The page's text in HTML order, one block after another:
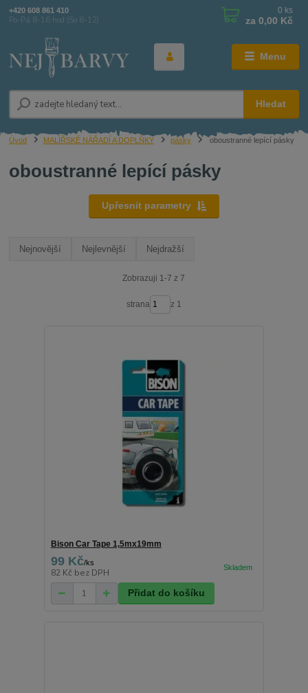
Menu
Hledat
+420 608 861 410
Po-Pá 8-16 hod (So 8-12)
0 ks
za 0,00 Kč
Úvod MALÍŘSKÉ NÁŘADÍ A DOPLŇKY pásky oboustranné lepící pásky
oboustranné lepící pásky
Upřesnit parametry
Nejnovější Nejlevnější Nejdražší
Zobrazuji 1-7 z 7
strana z 1
Bison Car Tape 1,5mx19mm
99 Kč/ks
82 Kč bez DPH
Přidat do košíku